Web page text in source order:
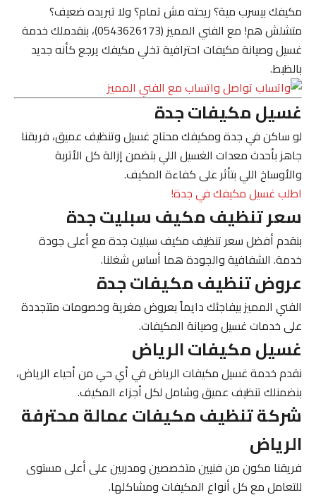
مكيفك بيسرب مية؟ ريحته مش تمام؟ ولا تبريده ضعيف؟
متشلش هم! معالفني المميز (0543626173)
، بنقدملك خدمة
غسيل وصيانة مكيفات احترافية تخلي مكيفك يرجع كأنه جديد
بالظبط.
تواصل واتساب مع الفني المميز
غسيل مكيفات جدة
لو ساكن فيجدةومكيفك محتاج غسيل وتنظيف عميق، فريقنا
جاهز بأحدث معدات الغسيل اللي بتضمن إزالة كل الأتربة
والأوساخ اللي بتأثر على كفاءة المكيف.
اطلب غسيل مكيفك في جدة!
سعر تنظيف مكيف سبليت جدة
بنقدم أفضلسعر تنظيف مكيف سبليت جدةمع أعلى جودة
خدمة. الشفافية والجودة هما أساس شغلنا.
عروض تنظيف مكيفات جدة
الفني المميزبيفاجئك دايماً بعروض مغرية وخصومات متتجددة
على خدمات غسيل وصيانة المكيفات.
غسيل مكيفات الرياض
نقدم خدمةغسيل مكيفات الرياضفي أي حي من أحياء الرياض،
بنضمنلك تنظيف عميق وشامل لكل أجزاء المكيف.
شركة تنظيف مكيفات عمالة محترفة
الرياض
فريقنا مكون من فنيين متخصصين ومدربين على أعلى مستوى
للتعامل مع كل أنواع المكيفات ومشاكلها.